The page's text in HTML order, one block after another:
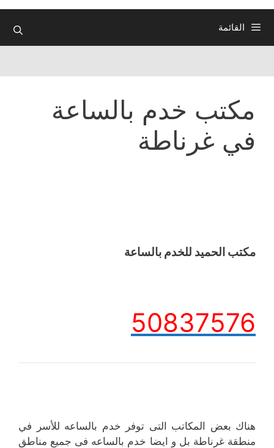
القائمة
مكتب خدم بالساعة
في غرناطة
مكتب الحميد للخدم بالساعة
50837576
هناك بعض المكاتب التى توفر خدم بالساعه للأسر في
منطقة غرناطة بل و ايضا خدم بالساعه فى جميع مناطق